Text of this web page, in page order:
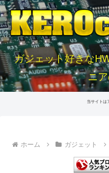
ガジェット好きな
ニ
当サイトは
ホーム ガジェット